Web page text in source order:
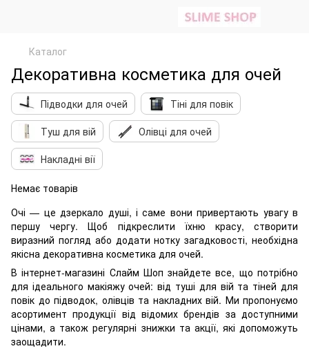
Каталог
Очі — це дзеркало душі, і саме вони привертають увагу в
першу чергу. Щоб підкреслити їхню красу, створити
виразний погляд або додати нотку загадковості, необхідна
якісна декоративна косметика для очей.
В інтернет-магазині Слайм Шоп знайдете все, що потрібно
для ідеального макіяжу очей: від туші для вій та тіней для
повік до підводок, олівців та накладних вій. Ми пропонуємо
асортимент продукції від відомих брендів за доступними
цінами, а також регулярні знижки та акції, які допоможуть
заощадити.
Декоративна косметика для очей
Підводки для очей
Тіні для повік
Туш для вій
Олівці для очей
Накладні вії
Немає товарів